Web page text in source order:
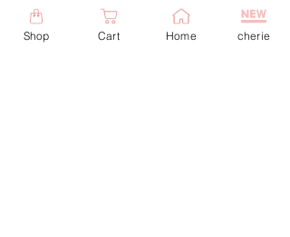
Chérie洗い流さないヘアトリート
Shop Cart Home cherie